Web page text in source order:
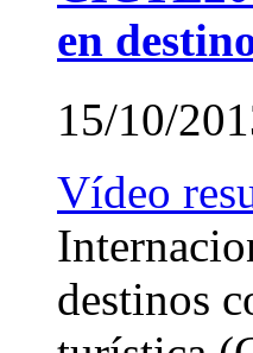
en
15/10/
Vídeo
destinos